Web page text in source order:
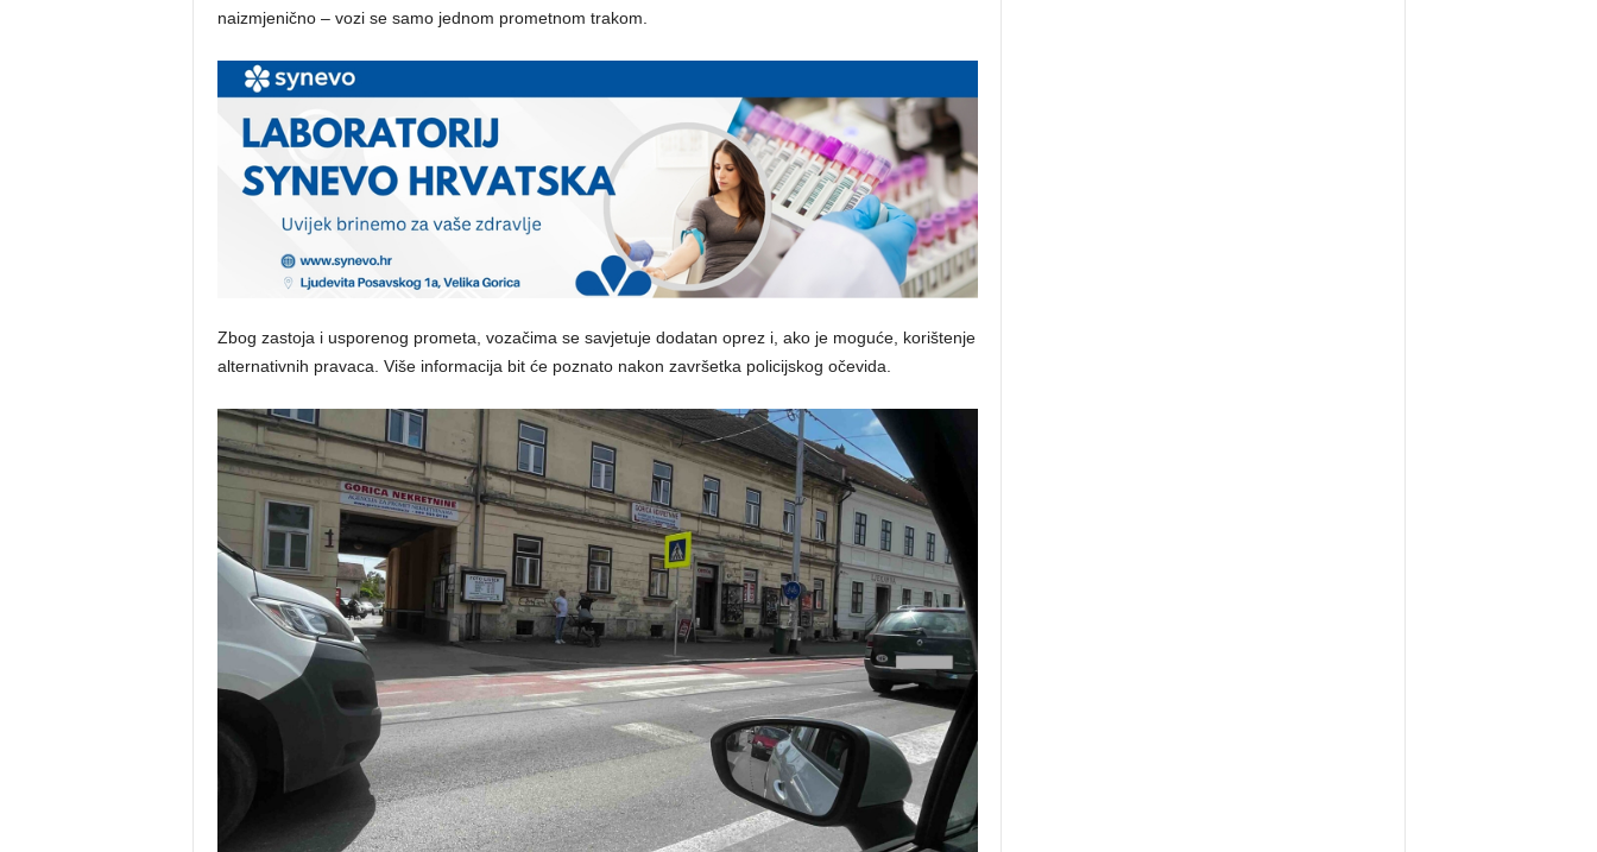
naizmjenično – vozi se samo jednom prometnom trakom.
Zbog zastoja i usporenog prometa, vozačima se savjetuje dodatan oprez i, ako je moguće, korištenje
alternativnih pravaca. Više informacija bit će poznato nakon završetka policijskog očevida.